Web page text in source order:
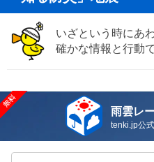
いざという時にあ
確かな情報と行動
雨雲レ
tenki.jp公